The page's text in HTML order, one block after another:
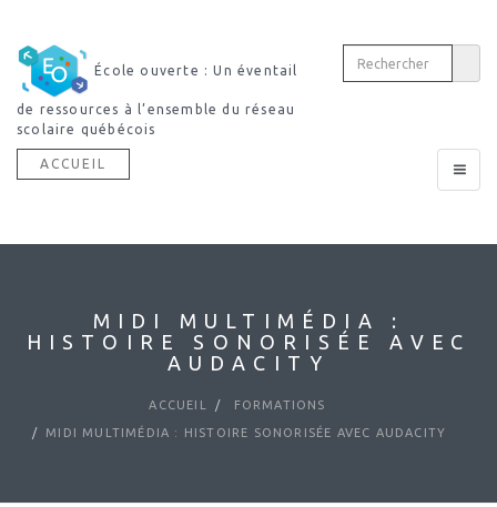
École ouverte : Un éventail
de ressources à l’ensemble du réseau
scolaire québécois
Toggle
ACCUEIL
MIDI MULTIMÉDIA :
HISTOIRE SONORISÉE AVEC
AUDACITY
ACCUEIL FORMATIONS
MIDI MULTIMÉDIA : HISTOIRE SONORISÉE AVEC AUDACITY